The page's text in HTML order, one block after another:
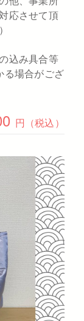
応させて頂
込み具合等
る場合がござ
円（税込）